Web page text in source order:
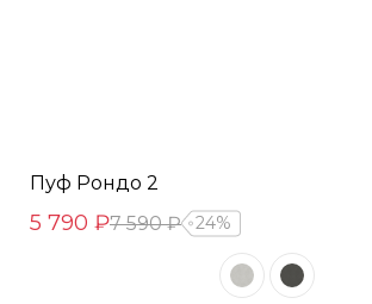
Пуф Рондо 2
5 790 ₽7 590 ₽ 24%